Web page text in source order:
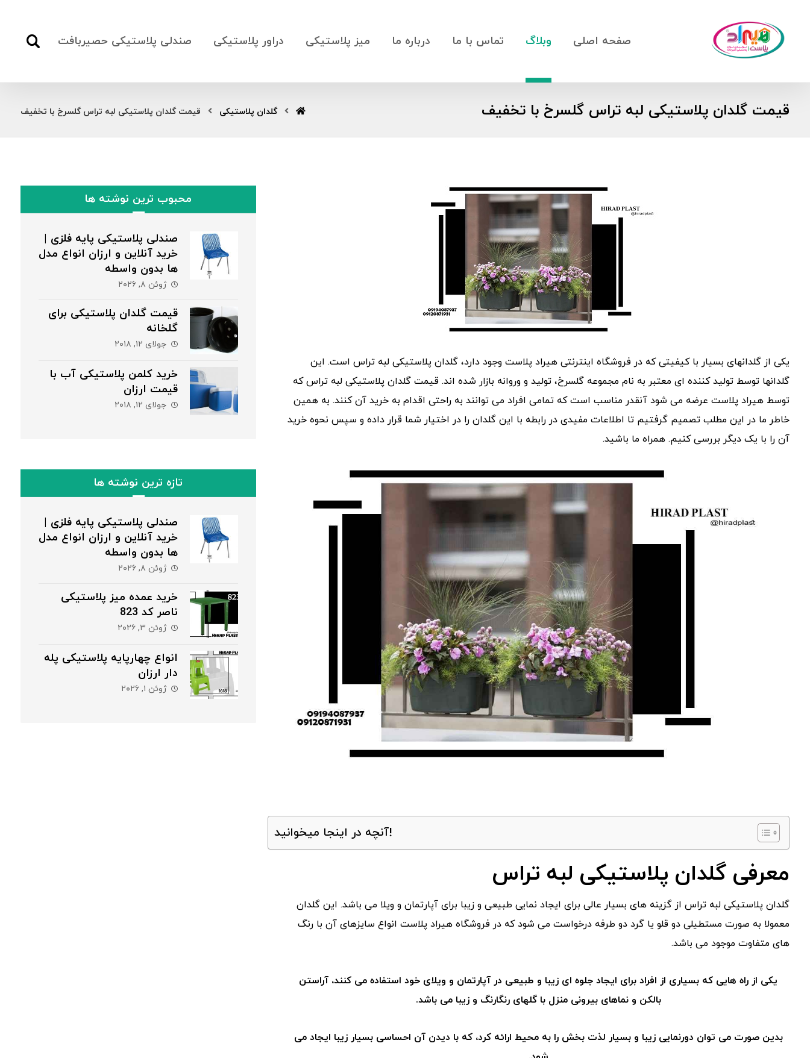
صفحه اصلی وبلاگ تماس با ما درباره ما میز پلاستیکی دراور پلاستیکی صندلی پلاستیکی حصیربافت
قیمت گلدان پلاستیکی لبه تراس گلسرخ با تخفیف گلدان پلاستیکی قیمت گلدان پلاستیکی لبه تراس گلسرخ با تخفیف
یکی از گلدانهای بسیار با کیفیتی که در فروشگاه اینترنتی هیراد پلاست وجود دارد، گلدان پلاستیکی لبه تراس است. این
گلدانها توسط تولید کننده ای معتبر به نام مجموعه گلسرخ، تولید و وروانه بازار شده اند. قیمت گلدان پلاستیکی لبه تراس که
توسط هیراد پلاست عرضه می شود آنقدر مناسب است که تمامی افراد می توانند به راحتی اقدام به خرید آن کنند. به همین
خاطر ما در این مطلب تصمیم گرفتیم تا اطلاعات مفیدی در رابطه با این گلدان را در اختیار شما قرار داده و سپس نحوه خرید
آن را با یک دیگر بررسی کنیم. همراه ما باشید.
آنچه در اینجا میخوانید!
معرفی گلدان پلاستیکی لبه تراس
گلدان پلاستیکی لبه تراس از گزینه های بسیار عالی برای ایجاد نمایی طبیعی و زیبا برای آپارتمان و ویلا می باشد. این گلدان
معمولا به صورت مستطیلی دو قلو یا گرد دو طرفه درخواست می شود که در فروشگاه هیراد پلاست انواع سایزهای آن با رنگ
های متفاوت موجود می باشد.
یکی از راه هایی که بسیاری از افراد برای ایجاد جلوه ای زیبا و طبیعی در آپارتمان و ویلای خود استفاده می کنند، آراستن
بالکن و نماهای بیرونی منزل با گلهای رنگارنگ و زیبا می باشد.
بدین صورت می توان دورنمایی زیبا و بسیار لذت بخش را به محیط ارائه کرد، که با دیدن آن احساسی بسیار زیبا ایجاد می
محبوب ترین نوشته ها
صندلی پلاستیکی پایه فلزی |
خرید آنلاین و ارزان انواع مدل
ها بدون واسطه
ژوئن ۸, ۲۰۲۶
قیمت گلدان پلاستیکی برای
گلخانه
جولای ۱۲, ۲۰۱۸
خرید کلمن پلاستیکی آب با
قیمت ارزان
جولای ۱۲, ۲۰۱۸
تازه ترین نوشته ها
صندلی پلاستیکی پایه فلزی |
خرید آنلاین و ارزان انواع مدل
ها بدون واسطه
ژوئن ۸, ۲۰۲۶
خرید عمده میز پلاستیکی
ناصر کد 823
ژوئن ۳, ۲۰۲۶
انواع چهارپایه پلاستیکی پله
دار ارزان
ژوئن ۱, ۲۰۲۶